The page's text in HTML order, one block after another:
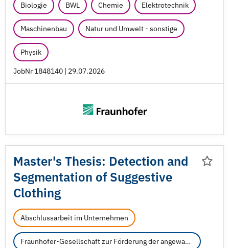
Biologie BWL Chemie Elektrotechnik
Maschinenbau Natur und Umwelt - sonstige
Physik
JobNr 1848140 | 29.07.2026
Master's Thesis: Detection and
Segmentation of Suggestive
Clothing
Abschlussarbeit im Unternehmen
Fraunhofer-Gesellschaft zur Förderung der angewandten Forschung e.V.